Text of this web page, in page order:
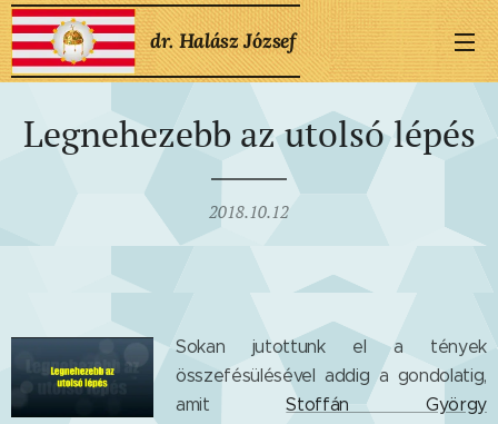
dr. Halász József
Legnehezebb az utolsó lépés
2018.10.12
Sokan jutottunk el a tények
összefésülésével addig a gondolatig,
amitStoffán György